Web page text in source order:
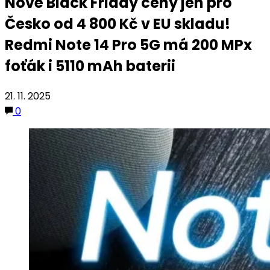
Česko od 4 800 Kč v EU skladu!
Redmi Note 14 Pro 5G má 200 MPx
foťák i 5110 mAh baterii
21. 11. 2025
0